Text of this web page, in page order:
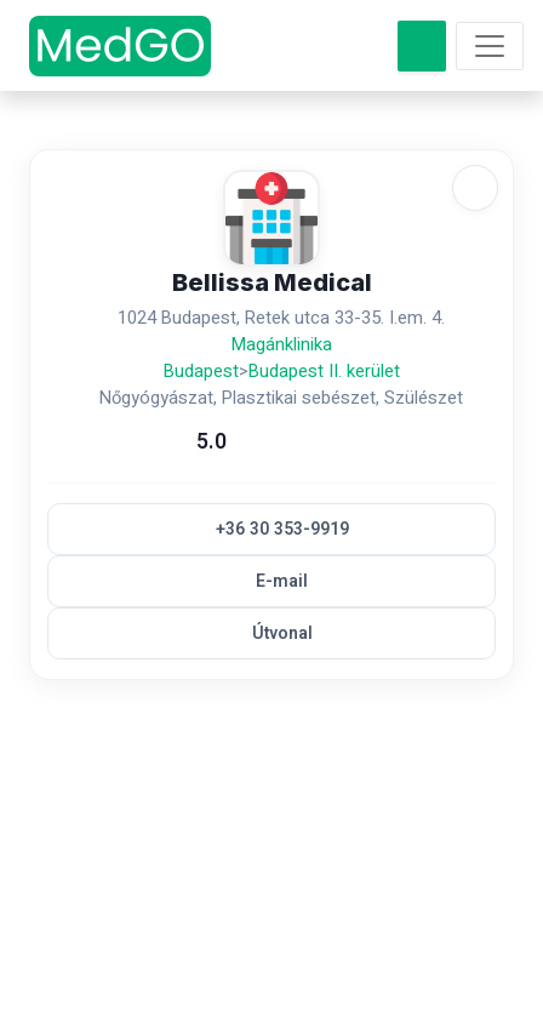
Bellissa Medical
1024 Budapest, Retek utca 33-35. I.em. 4.
Magánklinika
Budapest>Budapest II. kerület
Nőgyógyászat, Plasztikai sebészet, Szülészet
5.0
+36 30 353-9919
E-mail
Útvonal